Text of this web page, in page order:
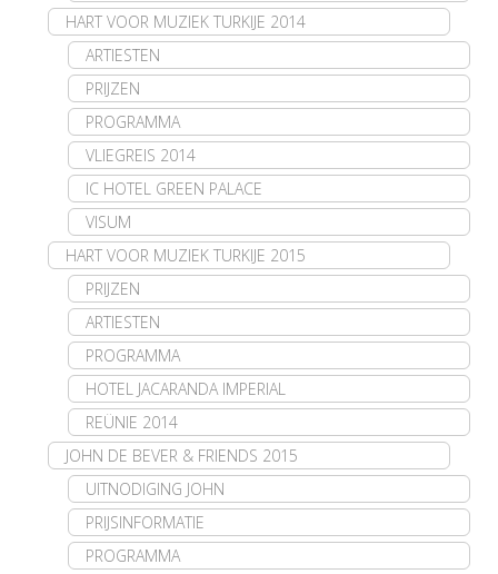
HART VOOR MUZIEK TURKIJE 2014
ARTIESTEN
PRIJZEN
PROGRAMMA
VLIEGREIS 2014
IC HOTEL GREEN PALACE
VISUM
HART VOOR MUZIEK TURKIJE 2015
PRIJZEN
ARTIESTEN
PROGRAMMA
HOTEL JACARANDA IMPERIAL
REÜNIE 2014
JOHN DE BEVER & FRIENDS 2015
UITNODIGING JOHN
PRIJSINFORMATIE
PROGRAMMA